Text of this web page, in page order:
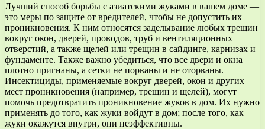
Лучший способ борьбы с азиатскими жуками в вашем доме —
это меры по защите от вредителей, чтобы не допустить их
проникновения. К ним относятся заделывание любых трещин
вокруг окон, дверей, проводов, труб и вентиляционных
отверстий, а также щелей или трещин в сайдинге, карнизах и
фундаменте. Также важно убедиться, что все двери и окна
плотно пригнаны, а сетки не порваны и не оторваны.
Инсектициды, применяемые вокруг дверей, окон и других
мест проникновения (например, трещин и щелей), могут
помочь предотвратить проникновение жуков в дом. Их нужно
применять до того, как жуки войдут в дом; после того, как
жуки окажутся внутри, они неэффективны.